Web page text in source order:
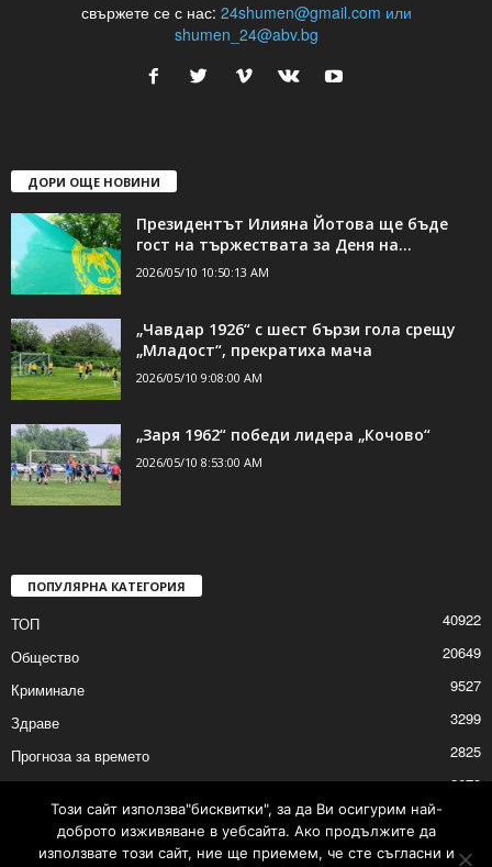
свържете се с нас: 24shumen@gmail.com или
shumen_24@abv.bg
ДОРИ ОЩЕ НОВИНИ
Президентът Илияна Йотова ще бъде
гост на тържествата за Деня на...
2026/05/10 10:50:13 AM
„Чавдар 1926“ с шест бързи гола срещу
„Младост“, прекратиха мача
2026/05/10 9:08:00 AM
„Заря 1962“ победи лидера „Кочово“
2026/05/10 8:53:00 AM
ПОПУЛЯРНА КАТЕГОРИЯ
ТОП
40922
Общество
20649
Криминале
9527
Здраве
3299
Прогноза за времето
2825
Политика
2673
Култура
Този сайт използва"бисквитки", за да Ви осигурим най-
доброто изживяване в уебсайта. Ако продължите да
използвате този сайт, ние ще приемем, че сте съгласни и